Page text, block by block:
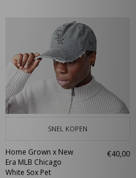
SNEL KOPEN
Home Grown x New
Era MLB Chicago
White Sox Pet
€40,00